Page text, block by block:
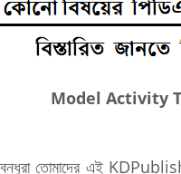
Model Activity
তোমাদের এই KDPublisher